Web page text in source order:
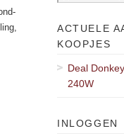
ACTUELE
KOOPJES
Deal
240W
INLOGGEN